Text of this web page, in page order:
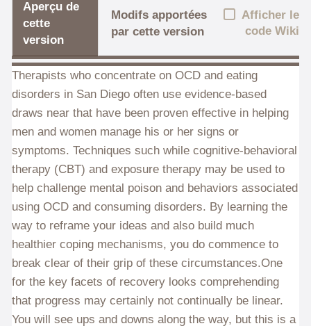
Aperçu de
cette
version
Modifs apportées
par cette version
Afficher le
code Wiki